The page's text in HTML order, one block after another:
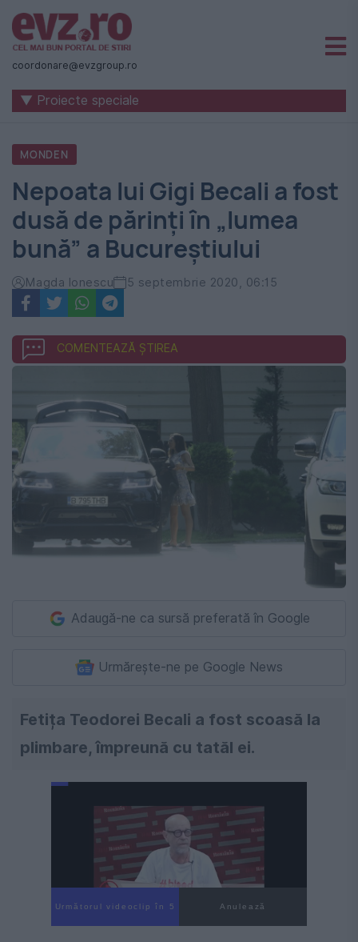
Știri
naționale
internaționale
România
-
Evenimentul
Zilei
coordonare@evzgroup.ro
▼ Proiecte speciale
MONDEN
Nepoata lui Gigi Becali a fost
dusă de părinți în „lumea
bună” a Bucureștiului
Magda Ionescu 5 septembrie 2020, 06:15
COMENTEAZĂ ȘTIREA
Adaugă-ne ca sursă preferată în Google
Urmărește-ne pe Google News
Fetița Teodorei Becali a fost scoasă la
plimbare, împreună cu tatăl ei.
Următorul videoclip în 4 Anulează